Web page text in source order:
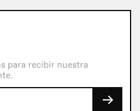
para recibir nuestra
→